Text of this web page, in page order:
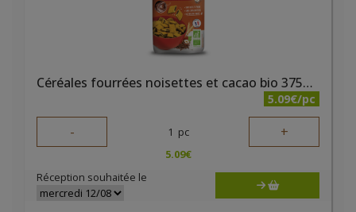
Céréales fourrées noisettes et cacao bio 375g Elibio
5.09€/pc
- 1 pc +
5.09€
Réception souhaitée le